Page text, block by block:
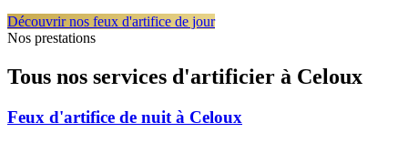
Découvrir nos feux d'artifice de jour
Nos prestations
Tous nos services d'artificier à Celoux
Feux d'artifice de nuit à Celoux